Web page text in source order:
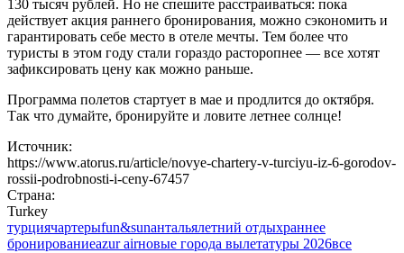
130 тысяч рублей. Но не спешите расстраиваться: пока
действует акция раннего бронирования, можно сэкономить и
гарантировать себе место в отеле мечты. Тем более что
туристы в этом году стали гораздо расторопнее — все хотят
зафиксировать цену как можно раньше.
Программа полетов стартует в мае и продлится до октября.
Так что думайте, бронируйте и ловите летнее солнце!
Источник:
https://www.atorus.ru/article/novye-chartery-v-turciyu-iz-6-gorodov-
rossii-podrobnosti-i-ceny-67457
Страна:
Turkey
турциячартерыfun&sunантальялетний отдыхраннее
бронированиеazur airновые города вылетатуры 2026все